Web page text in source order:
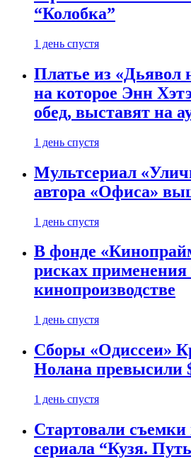
“Колобка”
1 день спустя
Платье из «Дьявол
на которое Энн
обед, выставят на
1 день спустя
Мультсериал
автора «Офиса»
1 день спустя
В фонде
рисках
кинопроизводстве
1 день спустя
Сборы «Одиссеи»
Нолана превысили
1 день спустя
Стартовали съемки
сериала “Кузя.